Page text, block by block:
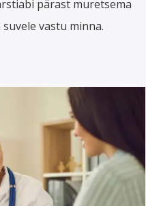
pärast muretsema
vastu minna.